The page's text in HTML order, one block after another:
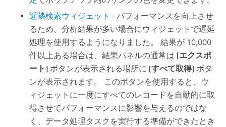
近隣検索ウィジェット - パフォーマンスを向上させ
るため、分析結果が多い場合にウィジェットで遅延
処理を使用するようになりました。 結果が 10,000
件以上ある場合は、結果パネルの通常は [エクスポ
ート] ボタンが表示される場所に [すべて取得] ボタ
ンが表示されます。 このボタンを使用すると、ウ
ィジェットに一度にすべてのレコードを自動的に取
得させてパフォーマンスに影響を与えるのではな
く、データ処理タスクを実行する準備ができたとき